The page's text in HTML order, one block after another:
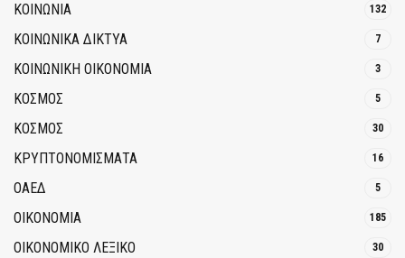
ΚΟΙΝΩΝΙΑ 132
ΚΟΙΝΩΝΙΚΆ ΔΊΚΤΥΑ 7
ΚΟΙΝΩΝΙΚΉ ΟΙΚΟΝΟΜΊΑ 3
ΚΟΣΜΟΣ 5
ΚΟΣΜΟΣ 30
ΚΡΥΠΤΟΝΟΜΊΣΜΑΤΑ 16
ΟΑΕΔ 5
ΟΙΚΟΝΟΜΙΑ 185
ΟΙΚΟΝΟΜΙΚΟ ΛΕΞΙΚΟ 30